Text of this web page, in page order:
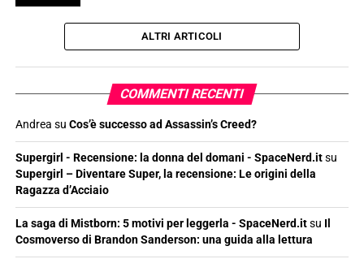
ALTRI ARTICOLI
COMMENTI RECENTI
Andrea su Cos’è successo ad Assassin’s Creed?
Supergirl - Recensione: la donna del domani - SpaceNerd.itsu
Supergirl – Diventare Super, la recensione: Le origini della
Ragazza d’Acciaio
La saga di Mistborn: 5 motivi per leggerla - SpaceNerd.itsu Il
Cosmoverso di Brandon Sanderson: una guida alla lettura